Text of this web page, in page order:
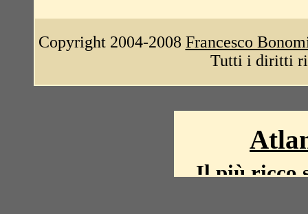
Copyright 2004-2008 Francesco
Tutti i diritti
Il più ricco